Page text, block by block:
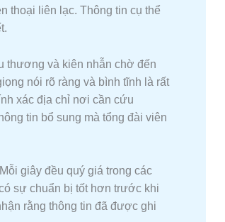
thoại liên lạc. Thông tin cụ thể
thương và kiên nhẫn chờ đến
nói rõ ràng và bình tĩnh là rất
xác địa chỉ nơi cần cứu
tin bổ sung mà tổng đài viên
giây đều quý giá trong các
sự chuẩn bị tốt hơn trước khi
rằng thông tin đã được ghi